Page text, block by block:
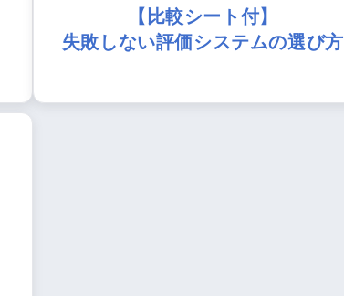
【比較シート付】
失敗しない評価システムの選び方